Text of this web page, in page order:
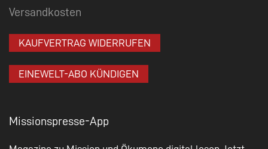
Versandkosten
KAUFVERTRAG WIDERRUFEN
EINEWELT-ABO KÜNDIGEN
Missionspresse-App